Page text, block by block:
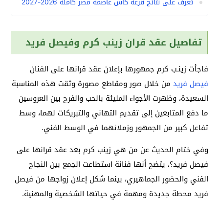
تفاصيل عقد قران زينب كرم وفيصل فريد
فاجأت زينـب كرم جمهورها بإعلان عقد قرانها على الفنان
فيصل فريد من خلال صور ومقاطع مصورة وثقت هذه المناسبة
السعيدة، وظهرت الأجواء المليئة بالحب والفرح بين العروسين
ما دفع المتابعين إلى تقديم التهاني والتبريكات لهما، وسط
تفاعل كبير من الجمهور وزملائهما في الوسط الفني.
وفي ختام الحديث عن من هي زينب كرم بعد عقد قرانها على
فيصل فريد؟، يتضح أنها فنانة استطاعت الجمع بين النجاح
الفني والحضور الجماهيري، بينما شكل إعلان زواجها من فيصل
فريد محطة جديدة ومهمة في حياتها الشخصية والمهنية.